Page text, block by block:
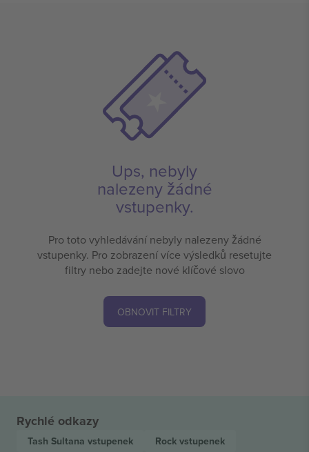
Ups, nebyly
nalezeny žádné
vstupenky.
Pro toto vyhledávání nebyly nalezeny žádné
vstupenky. Pro zobrazení více výsledků resetujte
filtry nebo zadejte nové klíčové slovo
OBNOVIT FILTRY
Rychlé odkazy
Tash Sultana vstupenek Rock vstupenek